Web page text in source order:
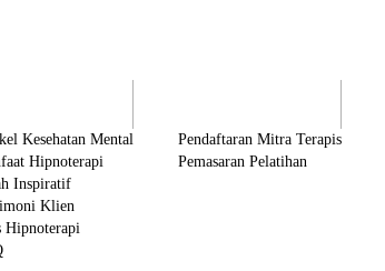
Kesehatan Mental
Hipnoterapi
Inspiratif
Klien
Hipnoterapi
Pendaftaran Mitra Terapis
Pemasaran Pelatihan